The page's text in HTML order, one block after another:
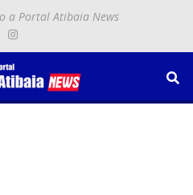
a Portal Atibaia News